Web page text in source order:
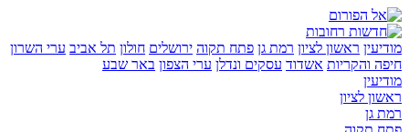
ראשון לציון רמת גן פתח תקוה ירושלים חולון תל אביב ערי השרון
אשדוד עסקים ונדלן ערי הצפון באר שבע
לציון